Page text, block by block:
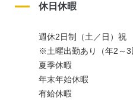
休日休暇
週休2日制（土／日）祝
※土曜出勤あり（年2～3
夏季休暇
年末年始休暇
有給休暇